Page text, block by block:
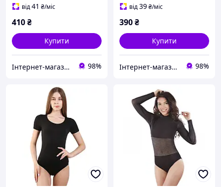
від41 ₴/міс
410₴
Купити
Інтернет-магазин "Bolimi" 98%
від39₴/міс
390₴
Купити
Інтернет-магазин "Bolimi" 98%